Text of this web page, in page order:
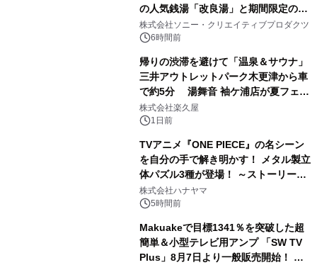
の人気銭湯「改良湯」と期間限定のコ
ラボレーション サウナイキタイコラ
ボグッズも発売決定！
株式会社ソニー・クリエイティブプロダクツ
6時間前
帰りの渋滞を避けて「温泉＆サウナ」
三井アウトレットパーク木更津から車
で約5分 湯舞音 袖ケ浦店が夏フェア
メニューを提供
株式会社楽久屋
1日前
TVアニメ『ONE PIECE』の名シーン
を自分の手で解き明かす！ メタル製立
体パズル3種が登場！ ～ストーリーと
ギミックが融合した 大人の体験型パズ
ルが8月7日(金)12時より先行予約受付
株式会社ハナヤマ
5時間前
Makuakeで目標1341％を突破した超
簡単＆小型テレビ用アンプ 「SW TV
Plus」8月7日より一般販売開始！ ケ